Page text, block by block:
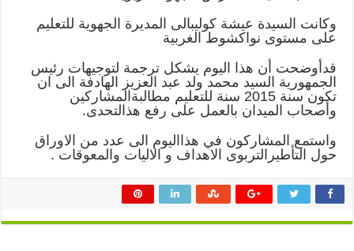
وكانت السيدة عيشة كوليبالى المديرة الجهوية للتعليم
على مستوى نواكشوط الغربية
قدأوضحت أن هذا اليوم يشكل ترجمة لتوجيهات رئيس
الجمهورية السيد محمد ولد عبد العزيز الهادفة الى ان
تكون سنة 2015 سنة للتعليم مطالبةالمشاركين
وأصحاب الميدان بالعمل على رفع هذالتحدى.
واستمع المشاركون في هذااليوم الى عدد من الاوراق
حول التأطيرالتربوى الاهداف و الاليات والمعوقات .